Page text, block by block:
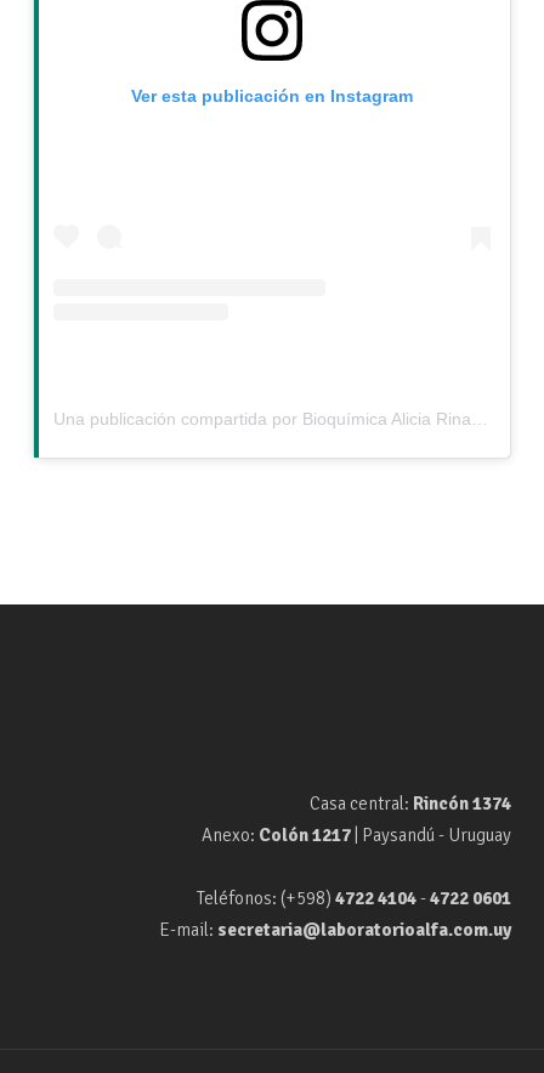
Ver esta publicación en Instagram
Casa central: Rincón 1374
Anexo: Colón 1217 | Paysandú - Uruguay
Teléfonos: (+598)4722 4104-4722 0601
E-mail: secretaria@laboratorioalfa.com.uy